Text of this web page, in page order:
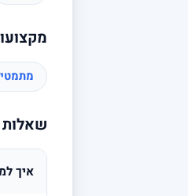
שאלות
איך